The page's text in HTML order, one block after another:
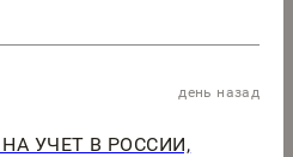
день назад
УЧЕТ В РОССИИ,